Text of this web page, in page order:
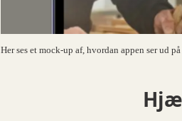
Her ses et mock-up af, hvordan appen ser ud